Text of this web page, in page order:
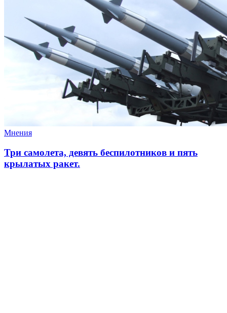
Мнения
Три самолета, девять беспилотников и пять
крылатых ракет.